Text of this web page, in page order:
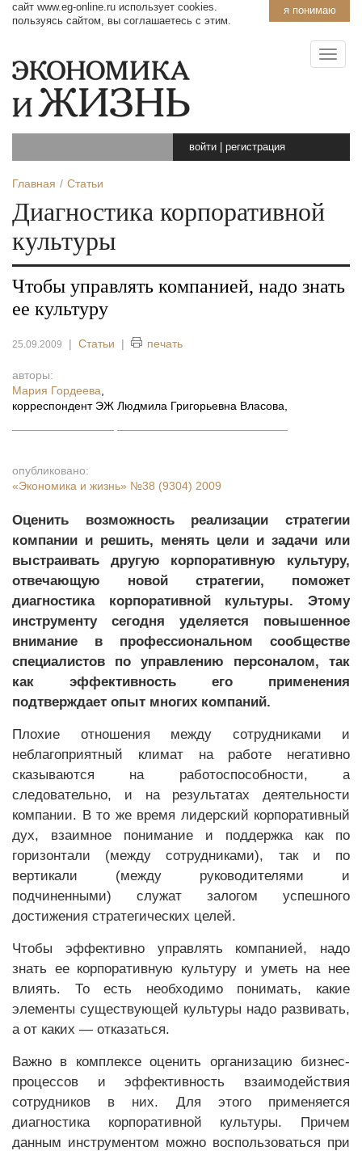
я понимаю
сайт www.eg-online.ru использует cookies.
пользуясь сайтом, вы соглашаетесь с этим.
войти регистрация
Главная Статьи
Диагностика корпоративной
культуры
Чтобы управлять компанией, надо знать
ее культуру
25.09.2009 | Статьи | печать
авторы:
Мария Гордеева
корреспондент ЭЖ Людмила Григорьевна Власова
опубликовано:
«Экономика и жизнь» №38 (9304) 2009
Оценить возможность реализации стратегии
компании и решить, менять цели и задачи или
выстраивать другую корпоративную культуру,
отвечающую новой стратегии, поможет
диагностика корпоративной культуры. Этому
инструменту сегодня уделяется повышенное
внимание в профессиональном сообществе
специалистов по управлению персоналом, так
как эффективность его применения
подтверждает опыт многих компаний.
Плохие отношения между сотрудниками и
неблагоприятный климат на работе негативно
сказываются на работоспособности, а
следовательно, и на результатах деятельности
компании. В то же время лидерский корпоративный
дух, взаимное понимание и поддержка как по
горизонтали (между сотрудниками), так и по
вертикали (между руководителями и
подчиненными) служат залогом успешного
достижения стратегических целей.
Чтобы эффективно управлять компанией, надо
знать ее корпоративную культуру и уметь на нее
влиять. То есть необходимо понимать, какие
элементы существующей культуры надо развивать,
а от каких — отказаться.
Важно в комплексе оценить организацию бизнес-
процессов и эффективность взаимодействия
сотрудников в них. Для этого применяется
диагностика корпоративной культуры. Причем
данным инструментом можно воспользоваться при